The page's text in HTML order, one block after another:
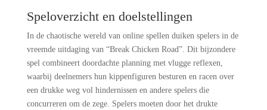
Speloverzicht en doelstellingen
In de chaotische wereld van online spellen duiken spelers in de
vreemde uitdaging van “Break Chicken Road”. Dit bijzondere
spel combineert doordachte planning met vlugge reflexen,
waarbij deelnemers hun kippenfiguren besturen en racen over
een drukke weg vol hindernissen en andere spelers die
concurreren om de zege. Spelers moeten door het drukte